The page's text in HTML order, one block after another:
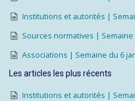
Institutions et autorités |
Sources normatives |
Associations | Semaine du 6
Les articles les plus récents
Institutions et autorités |